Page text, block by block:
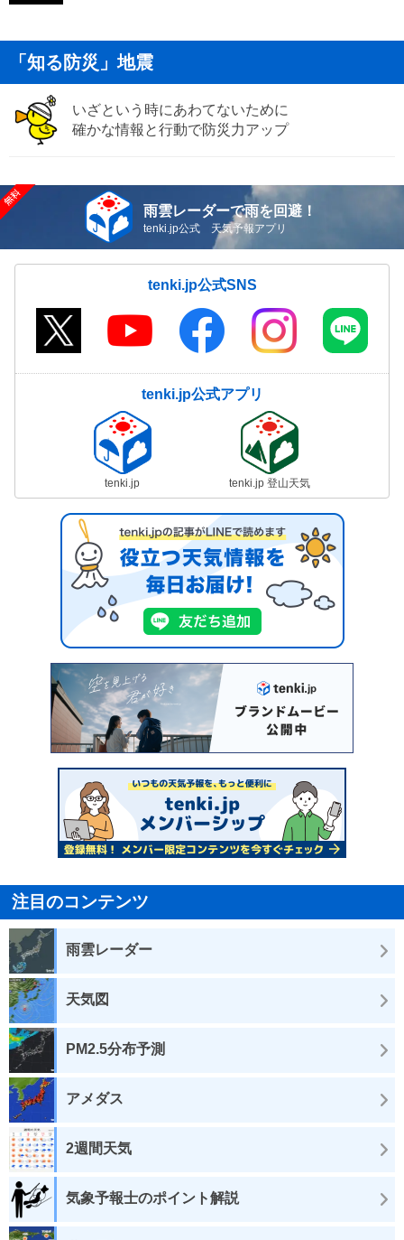
「知る防災」地震
いざという時にあわてないために
確かな情報と行動で防災力アップ
雨雲レーダーで雨を回避！
tenki.jp公式 天気予報アプリ
tenki.jp公式SNS
tenki.jp公式アプリ
tenki.jp tenki.jp 登山天気
注目のコンテンツ
雨雲レーダー
天気図
PM2.5分布予測
アメダス
2週間天気
気象予報士のポイント解説